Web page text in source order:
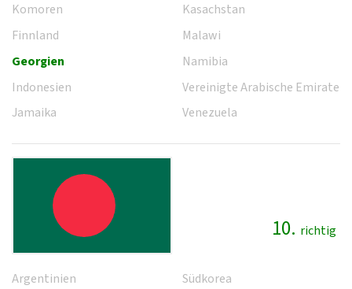
Komoren
Finnland
Georgien
Indonesien
Jamaika
Kasachstan
Malawi
Namibia
Vereinigte Arabische Emirate
Venezuela
10. richtig
Argentinien
Südkorea